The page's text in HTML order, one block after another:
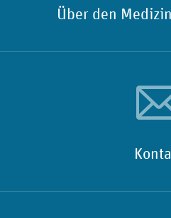
Über den